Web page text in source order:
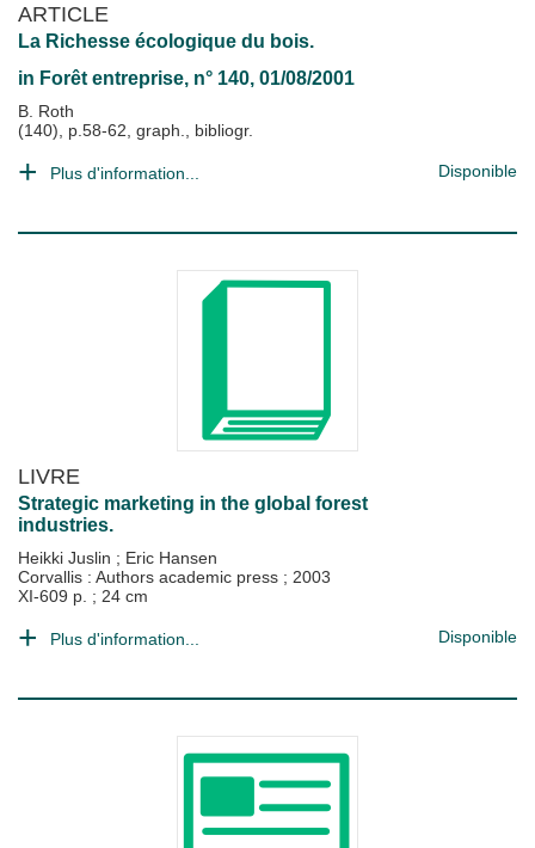
ARTICLE
La Richesse écologique du bois.
in Forêt entreprise, n° 140, 01/08/2001
B. Roth
(140), p.58-62, graph., bibliogr.
Plus d'information... Disponible
LIVRE
Strategic marketing in the global forest
industries.
Heikki Juslin ; Eric Hansen
Corvallis : Authors academic press ; 2003
XI-609 p. ; 24 cm
Plus d'information... Disponible